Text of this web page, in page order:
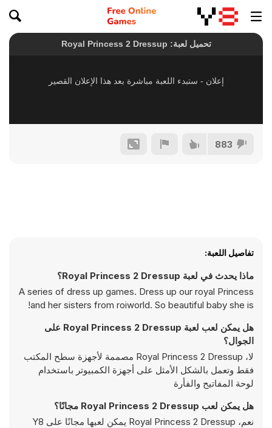
883
تفاصيل اللعبة:
ماذا يحدث في لعبة Royal Princess 2 Dressup؟
A series of dress up games. Dress up our royal Princess
and her sisters from roiworld. So beautiful baby she is!
هل يمكن لعب لعبة Royal Princess 2 Dressup على
الجوال؟
لا، Royal Princess 2 Dressup مصممة لأجهزة سطح المكتب
فقط وتعمل بالشكل الأمثل على أجهزة الكمبيوتر باستخدام
لوحة المفاتيح والفأرة
هل يمكن لعب Royal Princess 2 Dressup مجانًا؟
نعم، Royal Princess 2 Dressup يمكن لعبها مجانًا على Y8